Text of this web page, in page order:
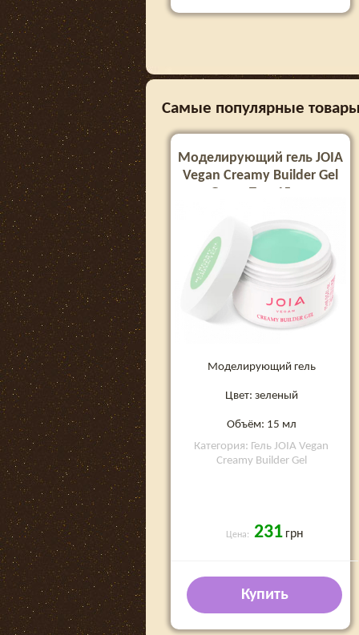
Самые популярные товары
Моделирующий гель JOIA
Vegan Creamy Builder Gel
Green Tea, 15 мл
Моделирующий гель
Цвет: зеленый
Объём: 15 мл
Категория: Гель JOIA Vegan
Creamy Builder Gel
Цена: 231 грн
Купить